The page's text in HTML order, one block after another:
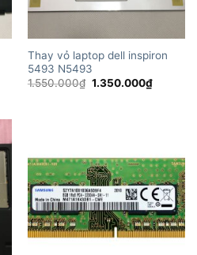
Thay vỏ laptop dell inspiron
5493 N5493
1.550.000₫ Giá
1.350.000₫Giá
hiện